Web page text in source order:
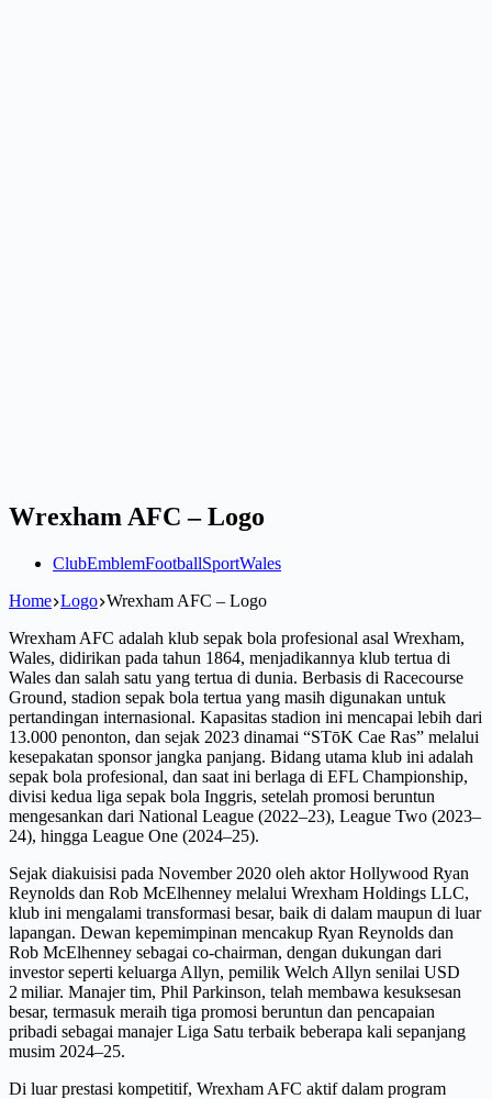
Wrexham AFC – Logo
ClubEmblemFootballSportWales
Home Logo Wrexham AFC – Logo
Wrexham AFC adalah klub sepak bola profesional asal Wrexham,
Wales, didirikan pada tahun 1864, menjadikannya klub tertua di
Wales dan salah satu yang tertua di dunia. Berbasis di Racecourse
Ground, stadion sepak bola tertua yang masih digunakan untuk
pertandingan internasional. Kapasitas stadion ini mencapai lebih dari
13.000 penonton, dan sejak 2023 dinamai “STōK Cae Ras” melalui
kesepakatan sponsor jangka panjang. Bidang utama klub ini adalah
sepak bola profesional, dan saat ini berlaga di EFL Championship,
divisi kedua liga sepak bola Inggris, setelah promosi beruntun
mengesankan dari National League (2022–23), League Two (2023–
24), hingga League One (2024–25).
Sejak diakuisisi pada November 2020 oleh aktor Hollywood Ryan
Reynolds dan Rob McElhenney melalui Wrexham Holdings LLC,
klub ini mengalami transformasi besar, baik di dalam maupun di luar
lapangan. Dewan kepemimpinan mencakup Ryan Reynolds dan
Rob McElhenney sebagai co-chairman, dengan dukungan dari
investor seperti keluarga Allyn, pemilik Welch Allyn senilai USD
2 miliar. Manajer tim, Phil Parkinson, telah membawa kesuksesan
besar, termasuk meraih tiga promosi beruntun dan pencapaian
pribadi sebagai manajer Liga Satu terbaik beberapa kali sepanjang
musim 2024–25.
Di luar prestasi kompetitif, Wrexham AFC aktif dalam program